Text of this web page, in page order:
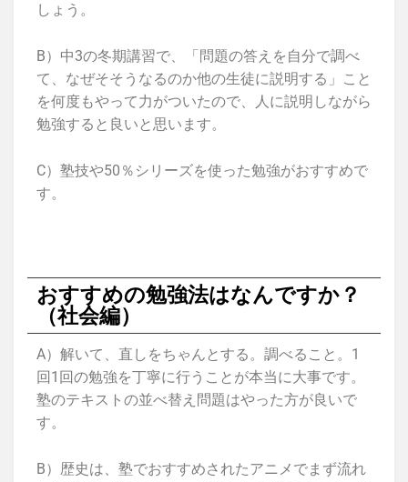
しょう。
B）中3の冬期講習で、「問題の答えを自分で調べ
て、なぜそそうなるのか他の生徒に説明する」こと
を何度もやって力がついたので、人に説明しながら
勉強すると良いと思います。
C）塾技や50％シリーズを使った勉強がおすすめで
す。
おすすめの勉強法はなんですか？
（社会編）
A）解いて、直しをちゃんとする。調べること。1
回1回の勉強を丁寧に行うことが本当に大事です。
塾のテキストの並べ替え問題はやった方が良いで
す。
B）歴史は、塾でおすすめされたアニメでまず流れ